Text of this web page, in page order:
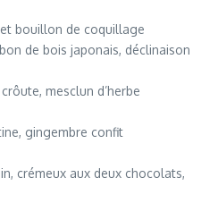
bouillon de coquillage
de bois japonais, déclinaison
mesclun d’herbe
gingembre confit
crémeux aux deux chocolats,